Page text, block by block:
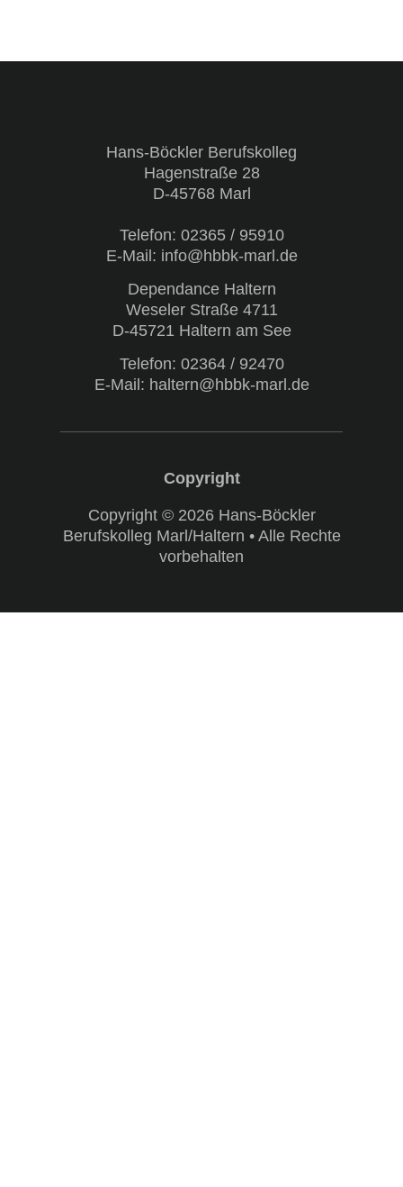
Hans-Böckler Berufskolleg
Hagenstraße 28
D-45768 Marl
Telefon: 02365 / 95910
E-Mail: info@hbbk-marl.de
Dependance Haltern
Weseler Straße 4711
D-45721 Haltern am See
Telefon: 02364 / 92470
E-Mail: haltern@hbbk-marl.de
Copyright © 2026 Hans-Böckler
Berufskolleg Marl/Haltern • Alle Rechte
vorbehalten